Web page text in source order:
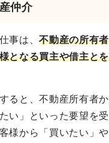
仲介
事は、不動産の所有
となる買主や借主と
ると、不動産所有者
い」といった要望を
様から「買いたい」や